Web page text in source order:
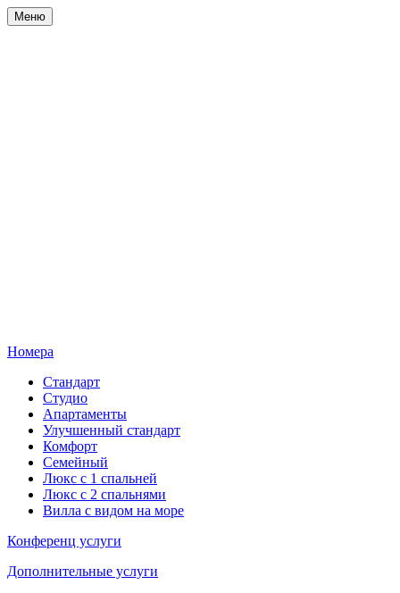
Меню
Номера
Стандарт
Студио
Апартаменты
Улучшенный стандарт
Комфорт
Семейный
Люкс с 1 спальней
Люкс с 2 спальнями
Вилла с видом на море
Конференц услуги
Дополнительные услуги